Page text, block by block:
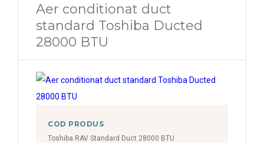
Aer conditionat duct
standard Toshiba Ducted
28000 BTU
COD PRODUS
Toshiba RAV Standard Duct 28000 BTU